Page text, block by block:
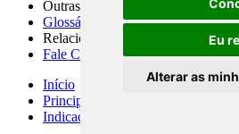
Eu
Alterar as
Outras ferramentas
Glossário
Relacionamento
Fale Conosco
Início
Principais notícias
Indicadores